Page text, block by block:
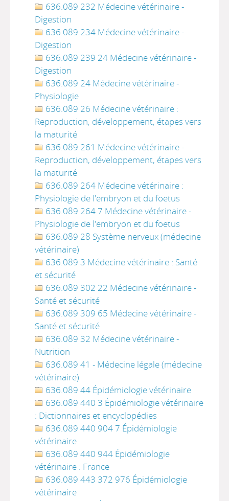
636.089 232 Médecine vétérinaire -
Digestion
636.089 234 Médecine vétérinaire -
Digestion
636.089 239 24 Médecine vétérinaire -
Digestion
636.089 24 Médecine vétérinaire -
Physiologie
636.089 26 Médecine vétérinaire :
Reproduction, développement, étapes vers
la maturité
636.089 261 Médecine vétérinaire -
Reproduction, développement, étapes vers
la maturité
636.089 264 Médecine vétérinaire :
Physiologie de l'embryon et du foetus
636.089 264 7 Médecine vétérinaire -
Physiologie de l'embryon et du foetus
636.089 28 Système nerveux (médecine
vétérinaire)
636.089 3 Médecine vétérinaire : Santé
et sécurité
636.089 302 22 Médecine vétérinaire -
Santé et sécurité
636.089 309 65 Médecine vétérinaire -
Santé et sécurité
636.089 32 Médecine vétérinaire -
Nutrition
636.089 41 - Médecine légale (médecine
vétérinaire)
636.089 44 Épidémiologie vétérinaire
636.089 440 3 Épidémiologie vétérinaire
: Dictionnaires et encyclopédies
636.089 440 904 7 Épidémiologie
vétérinaire
636.089 440 944 Épidémiologie
vétérinaire : France
636.089 443 372 976 Épidémiologie
vétérinaire